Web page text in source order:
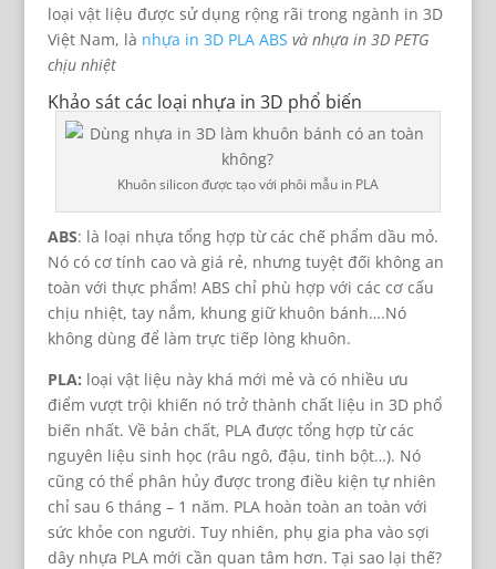
loại vật liệu được sử dụng rộng rãi trong ngành in 3D
Việt Nam, là nhựa in 3D PLA ABS và nhựa in 3D PETG
chịu nhiệt
Khảo sát các loại nhựa in 3D phổ biến
Khuôn silicon được tạo với phôi mẫu in PLA
ABS: là loại nhựa tổng hợp từ các chế phẩm dầu mỏ.
Nó có cơ tính cao và giá rẻ, nhưng tuyệt đối không an
toàn với thực phẩm! ABS chỉ phù hợp với các cơ cấu
chịu nhiệt, tay nắm, khung giữ khuôn bánh….Nó
không dùng để làm trực tiếp lòng khuôn.
PLA: loại vật liệu này khá mới mẻ và có nhiều ưu
điểm vượt trội khiến nó trở thành chất liệu in 3D phổ
biến nhất. Về bản chất, PLA được tổng hợp từ các
nguyên liệu sinh học (râu ngô, đậu, tinh bột…). Nó
cũng có thể phân hủy được trong điều kiện tự nhiên
chỉ sau 6 tháng – 1 năm. PLA hoàn toàn an toàn với
sức khỏe con người. Tuy nhiên, phụ gia pha vào sợi
dây nhựa PLA mới cần quan tâm hơn. Tại sao lại thế?